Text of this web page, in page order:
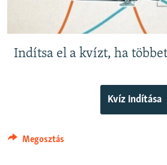
KÖVESSEN MINKET!
Indítsa el a kvízt, ha
Kvíz indítása
Megosztás